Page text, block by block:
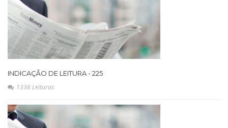
INDICAÇÃO DE LEITURA - 225
1336 Leituras